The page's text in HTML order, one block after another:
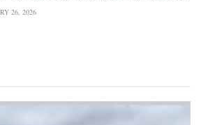
26, 2026